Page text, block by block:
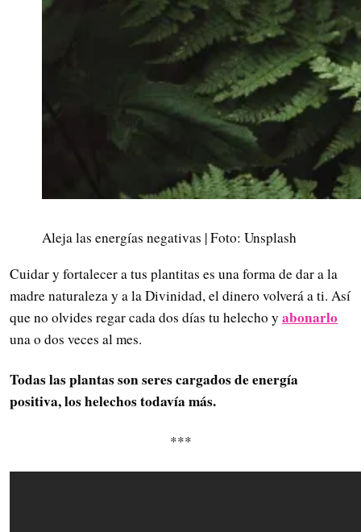
Aleja las energías negativas | Foto: Unsplash
Cuidar y fortalecer a tus plantitas es una forma de dar a la
madre naturaleza y a la Divinidad, el dinero volverá a ti. Así
que no olvides regar cada dos días tu helecho y abonarlo
una o dos veces al mes.
Todas las plantas son seres cargados de energía
positiva, los helechos todavía más.
***